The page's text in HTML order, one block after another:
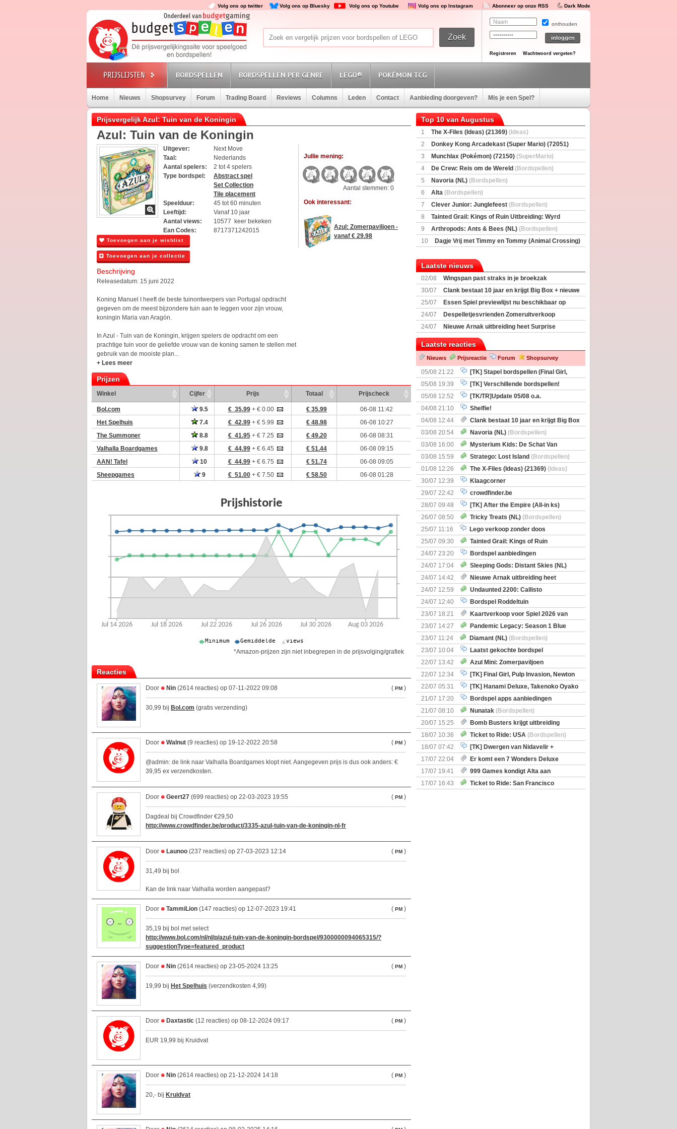
Volg ons op twitter Volg ons op Bluesky Volg ons op Youtube Volg ons op Instagram Abonneer op onze RSS Dark Mode
onthouden
Registreren Wachtwoord vergeten?
BORDSPELLEN BORDSPELLEN PER GENRE LEGO® POKÉMON TCG
Home Nieuws Shopsurvey Forum Trading Board Reviews Columns Leden Contact Aanbieding doorgeven? Mis je een Spel?
Prijsvergelijk Azul: Tuin van de Koningin
Azul: Tuin van de Koningin
Uitgever:
Next Move
Taal:
Nederlands
Aantal spelers:
2 tot 4 spelers
Type bordspel:
Abstract spel
Set Collection
Tile placement
Speelduur:
45 tot 60 minuten
Leeftijd:
Vanaf 10 jaar
Aantal views:
10577 keer bekeken
Ean Codes:
8717371242015
Toevoegen aan je wishlist
Toevoegen aan je collectie
Beschrijving
Releasedatum: 15 juni 2022
Koning Manuel I heeft de beste tuinontwerpers van Portugal opdracht
gegeven om de meest bijzondere tuin aan te leggen voor zijn vrouw,
koningin Maria van Aragón.
In Azul - Tuin van de Koningin, krijgen spelers de opdracht om een
prachtige tuin voor de geliefde vrouw van de koning samen te stellen met
gebruik van de mooiste plan...
+ Lees meer
Jullie mening:
Aantal stemmen: 0
Ook interessant:
Azul: Zomerpaviljoen -
vanaf € 29.98
Prijzen
Winkel Cijfer Prijs Totaal Prijscheck
Bol.com 9.5 € 35.99+ € 0.00 € 35.99
06-08 11:42
Het Spelhuis
7.4 € 42.99+ € 5.99 € 48.98
06-08 10:27
The Summoner
8.8 € 41.95+ € 7.25 € 49.20
06-08 08:31
Valhalla Boardgames
9.8 € 44.99+ € 6.45 € 51.44
06-08 09:15
AAN! Tafel
10 € 44.99+ € 6.75 € 51.74
06-08 09:05
Sheepgames
9 € 51.00+ € 7.50 € 58.50 06-08 01:28
*Amazon-prijzen zijn niet inbegrepen in de prijsvolging/grafiek
Reacties
Door Nin (2614 reacties) op 07-11-2022 09:08 ( PM )
30,99 bij Bol.com (gratis verzending)
Door Walnut (9 reacties) op 19-12-2022 20:58 ( PM )
@admin: de link naar Valhalla Boardgames klopt niet. Aangegeven prijs is dus ook anders: €
39,95 ex verzendkosten.
Door Geert27 (699 reacties) op 22-03-2023 19:55 ( PM )
Dagdeal bij Crowdfinder €29,50
http://www.crowdfinder.be/product/3335-azul-tuin-van-de-koningin-nl-fr
Door Launoo (237 reacties) op 27-03-2023 12:14 ( PM )
31,49 bij bol
Kan de link naar Valhalla worden aangepast?
Door TammiLion (147 reacties) op 12-07-2023 19:41 ( PM )
35,19 bij bol met select
http://www.bol.com/nl/nl/p/azul-tuin-van-de-koningin-bordspel/9300000094065315/?
suggestionType=featured_product
Door Nin (2614 reacties) op 23-05-2024 13:25 ( PM )
19,99 bij Het Spelhuis (verzendkosten 4,99)
Door Daxtastic (12 reacties) op 08-12-2024 09:17 ( PM )
EUR 19,99 bij Kruidvat
Door Nin (2614 reacties) op 21-12-2024 14:18 ( PM )
20,- bij Kruidvat
Top 10 van Augustus
1 The X-Files (Ideas) (21369) (Ideas)
2
Donkey Kong Arcadekast (Super Mario) (72051)
(SuperMario)
3 Munchlax (Pokémon) (72150) (SuperMario)
4
De Crew: Reis om de Wereld (Bordspellen)
5
Navoria (NL) (Bordspellen)
6
Alta (Bordspellen)
7
Clever Junior: Junglefeest (Bordspellen)
8
Tainted Grail: Kings of Ruin Uitbreiding: Wyrd
Encounters(Bordspellen)
9 Arthropods: Ants & Bees (NL) (Bordspellen)
10
Dagje Vrij met Timmy en Tommy (Animal Crossing)
Laatste nieuws
02/08
Wingspan past straks in je broekzak
30/07
Clank bestaat 10 jaar en krijgt Big Box + nieuwe
uitbreiding
25/07
Essen Spiel previewlijst nu beschikbaar op
Boardgamegeek
24/07
Despelletjesvrienden Zomeruitverkoop
weekend van start
24/07
Nieuwe Arnak uitbreiding heet Surprise
Laatste reacties
Nieuws Prijsreactie Forum Shopsurvey
05/08 21:22
[TK] Stapel bordspellen (Final Girl,
Nemesis Retaliation, Zombicide Invader)
05/08 19:39
[TK] Verschillende bordspellen!
05/08 12:52
[TK/TR]Update 05/08 o.a.
Prijsverlagingen, Imperium Horizons, 20 Strong
04/08 21:10
Shelfie!
04/08 12:44
Clank bestaat 10 jaar en krijgt Big Box
+ nieuwe uitbreiding
03/08 20:54 Navoria (NL) (Bordspellen)
03/08 16:00
Mysterium Kids: De Schat Van
Kapitein Boe
(Bordspellen)
03/08 15:59 Stratego: Lost Island (Bordspellen)
01/08 12:26
The X-Files (Ideas) (21369) (Ideas)
30/07 12:39
Klaagcorner
29/07 22:42
crowdfinder.be
28/07 09:48
[TK] After the Empire (All-in ks)
26/07 08:50
Tricky Treats (NL) (Bordspellen)
25/07 11:16
Lego verkoop zonder doos
25/07 09:30
Tainted Grail: Kings of Ruin
Uitbreiding: Wyrd Encounters(Bordspellen)
24/07 23:20
Bordspel aanbiedingen
24/07 17:04
Sleeping Gods: Distant Skies (NL)
(Bordspellen)
24/07 14:42
Nieuwe Arnak uitbreiding heet
Surprise Shipments
24/07 12:59
Undaunted 2200: Callisto
(Bordspellen)
24/07 12:40
Bordspel Roddeltuin
23/07 18:21
Kaartverkoop voor Spiel 2026 van
start
23/07 14:27
Pandemic Legacy: Season 1 Blue
(Bordspellen)
23/07 11:24 Diamant (NL) (Bordspellen)
23/07 10:04
Laatst gekochte bordspel
22/07 13:42
Azul Mini: Zomerpaviljoen
(Bordspellen)
22/07 12:34
[TK] Final Girl, Pulp Invasion, Newton
& Great Discoveries
22/07 05:31
[TK] Hanami Deluxe, Takenoko Oyako
bigbox
21/07 17:20
Bordspel apps aanbiedingen
21/07 08:10
Nunatak (Bordspellen)
20/07 15:25
Bomb Busters krijgt uitbreiding
genaamd Pro Kit
18/07 10:36 Ticket to Ride: USA (Bordspellen)
18/07 07:42
[TK] Dwergen van Nidavelir +
Sherlock Holmes Consulting Detective
17/07 22:04
Er komt een 7 Wonders Deluxe
Monsterbox
17/07 19:41
999 Games kondigt Alta aan
17/07 16:43
Ticket to Ride: San Francisco